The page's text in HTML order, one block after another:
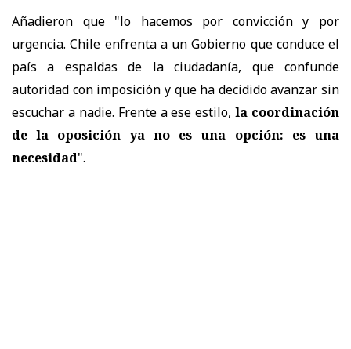
Añadieron que "lo hacemos por convicción y por
urgencia. Chile enfrenta a un Gobierno que conduce el
país a espaldas de la ciudadanía, que confunde
autoridad con imposición y que ha decidido avanzar sin
escuchar a nadie. Frente a ese estilo,la coordinación
de la oposición ya no es una opción: es una
necesidad".